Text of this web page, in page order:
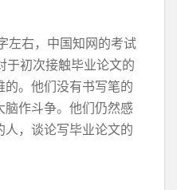
左右，中国知网的考试
于初次接触毕业论文的
。他们没有书写笔的
脑作斗争。他们仍然感
，谈论写毕业论文的